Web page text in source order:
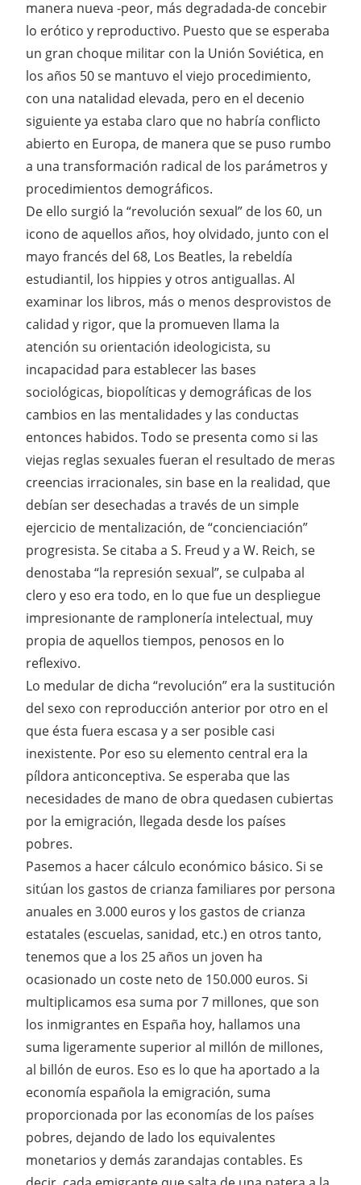
manera nueva -peor, más degradada-de concebir
lo erótico y reproductivo. Puesto que se esperaba
un gran choque militar con la Unión Soviética, en
los años 50 se mantuvo el viejo procedimiento,
con una natalidad elevada, pero en el decenio
siguiente ya estaba claro que no habría conflicto
abierto en Europa, de manera que se puso rumbo
a una transformación radical de los parámetros y
procedimientos demográficos.
De ello surgió la “revolución sexual” de los 60, un
icono de aquellos años, hoy olvidado, junto con el
mayo francés del 68, Los Beatles, la rebeldía
estudiantil, los hippies y otros antiguallas. Al
examinar los libros, más o menos desprovistos de
calidad y rigor, que la promueven llama la
atención su orientación ideologicista, su
incapacidad para establecer las bases
sociológicas, biopolíticas y demográficas de los
cambios en las mentalidades y las conductas
entonces habidos. Todo se presenta como si las
viejas reglas sexuales fueran el resultado de meras
creencias irracionales, sin base en la realidad, que
debían ser desechadas a través de un simple
ejercicio de mentalización, de “concienciación”
progresista. Se citaba a S. Freud y a W. Reich, se
denostaba “la represión sexual”, se culpaba al
clero y eso era todo, en lo que fue un despliegue
impresionante de ramplonería intelectual, muy
propia de aquellos tiempos, penosos en lo
reflexivo.
Lo medular de dicha “revolución” era la sustitución
del sexo con reproducción anterior por otro en el
que ésta fuera escasa y a ser posible casi
inexistente. Por eso su elemento central era la
píldora anticonceptiva. Se esperaba que las
necesidades de mano de obra quedasen cubiertas
por la emigración, llegada desde los países
pobres.
Pasemos a hacer cálculo económico básico. Si se
sitúan los gastos de crianza familiares por persona
anuales en 3.000 euros y los gastos de crianza
estatales (escuelas, sanidad, etc.) en otros tanto,
tenemos que a los 25 años un joven ha
ocasionado un coste neto de 150.000 euros. Si
multiplicamos esa suma por 7 millones, que son
los inmigrantes en España hoy, hallamos una
suma ligeramente superior al millón de millones,
al billón de euros. Eso es lo que ha aportado a la
economía española la emigración, suma
proporcionada por las economías de los países
pobres, dejando de lado los equivalentes
monetarios y demás zarandajas contables. Es